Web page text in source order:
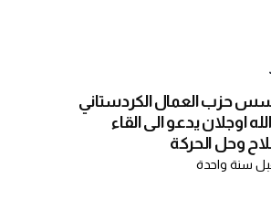
حزب العمال الكردستاني
اوجلان يدعو الى القاء
وحل الحركة
سنة واحدة